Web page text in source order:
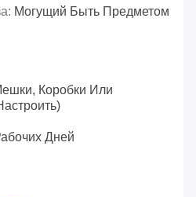
Могущий Быть Предметом
Коробки Или
Дней